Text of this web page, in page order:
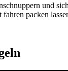
und
packen